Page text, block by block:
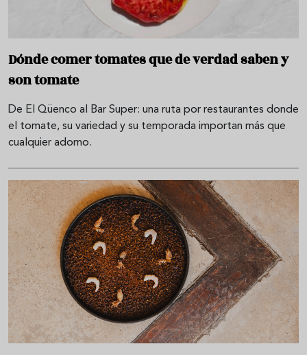
Dónde comer tomates que de verdad saben y
son tomate
De El Qüenco al Bar Super: una ruta por restaurantes donde
el tomate, su variedad y su temporada importan más que
cualquier adorno.